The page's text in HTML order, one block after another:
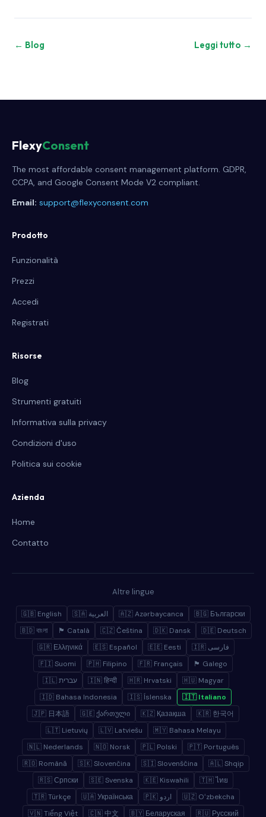
← Blog Leggi tutto →
FlexyConsent
The most affordable consent management platform. GDPR,
CCPA, and Google Consent Mode V2 compliant.
Email: support@flexyconsent.com
Prodotto
Funzionalità
Prezzi
Accedi
Registrati
Risorse
Blog
Strumenti gratuiti
Informativa sulla privacy
Condizioni d'uso
Politica sui cookie
Azienda
Home
Contatto
Altre lingue
🇬🇧 English 🇸🇦 العربية 🇦🇿 Azərbaycanca
🇧🇬 Български
🇧🇩 বাংলা
🏴 Català 🇨🇿 Čeština 🇩🇰 Dansk
🇩🇪 Deutsch
🇬🇷 Ελληνικά
🇪🇸 Español 🇪🇪 Eesti
🇮🇷 فارسی
🇫🇮 Suomi
🇵🇭 Filipino 🇫🇷 Français
🏴 Galego
🇮🇱 עברית
🇮🇳 हिन्दी 🇭🇷 Hrvatski
🇭🇺 Magyar
🇮🇩 Bahasa Indonesia
🇮🇸 Íslenska
🇮🇹 Italiano
🇯🇵 日本語
🇬🇪 ქართული 🇰🇿 Қазақша
🇰🇷 한국어
🇱🇹 Lietuvių
🇱🇻 Latviešu
🇲🇾 Bahasa Melayu
🇳🇱 Nederlands
🇳🇴 Norsk 🇵🇱 Polski
🇵🇹 Português
🇷🇴 Română
🇸🇰 Slovenčina 🇸🇮 Slovenščina
🇦🇱 Shqip
🇷🇸 Српски
🇸🇪 Svenska 🇰🇪 Kiswahili
🇹🇭 ไทย
🇹🇷 Türkçe
🇺🇦 Українська 🇵🇰 اردو
🇺🇿 Oʻzbekcha
🇻🇳 Tiếng Việt
🇨🇳 中文 🇧🇾 Беларуская 🇷🇺 Русский